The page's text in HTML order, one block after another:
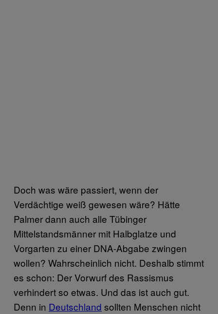
Doch was wäre passiert, wenn der
Verdächtige weiß gewesen wäre? Hätte
Palmer dann auch alle Tübinger
Mittelstandsmänner mit Halbglatze und
Vorgarten zu einer DNA-Abgabe zwingen
wollen? Wahrscheinlich nicht. Deshalb stimmt
es schon: Der Vorwurf des Rassismus
verhindert so etwas. Und das ist auch gut.
Denn in Deutschland sollten Menschen nicht